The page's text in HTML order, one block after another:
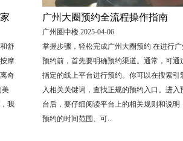
舒
摩
奇
美
我
广州大圈预约全流程操作指南
广州圈中楼 2025-04-06
掌握步骤，轻松完成广州大圈预约 在进行广
预约前，首先要明确预约渠道。通常，可通
指定的线上平台进行预约。你可以在搜索引
入相关关键词，查找正规的预约入口。进入
台后，要仔细阅读平台上的相关规则和说明
预约的时间范围、可...